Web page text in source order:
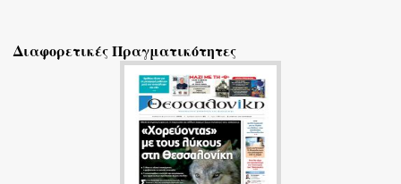
λ
Διαφορετικές Πραγματικότητες